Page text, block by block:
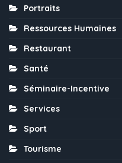
Portraits
Ressources Humaines
Restaurant
Santé
Séminaire-Incentive
Services
Sport
Tourisme